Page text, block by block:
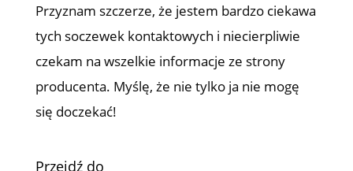
Przyznam szczerze, że jestem bardzo ciekawa
tych soczewek kontaktowych i niecierpliwie
czekam na wszelkie informacje ze strony
producenta. Myślę, że nie tylko ja nie mogę
się doczekać!
Przejdź do